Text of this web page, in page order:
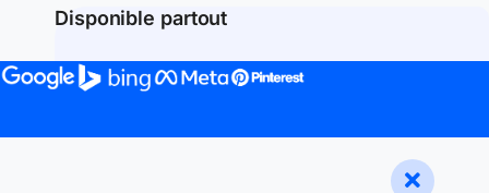
Disponible partout